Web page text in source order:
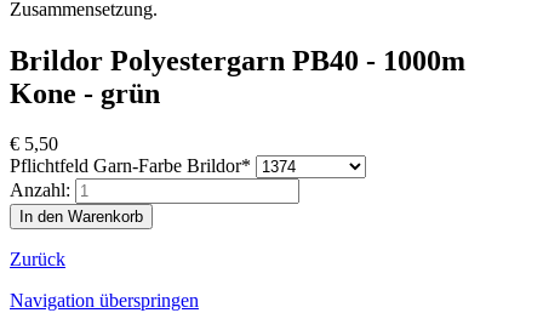
Zusammensetzung.
Brildor Polyestergarn PB40 - 1000m
Kone - grün
€ 5,50
Pflichtfeld Garn-Farbe Brildor*
Anzahl:
Zurück
Navigation überspringen